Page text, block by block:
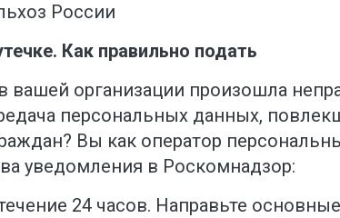
России
Как правильно подать
вашей организации произошла
персональных данных,
Вы как оператор
уведомления в Роскомнадзор:
24 часов. Направьте